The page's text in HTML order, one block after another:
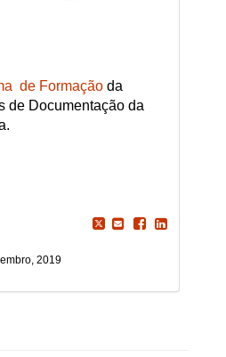
de Formaçãoda
de Documentação da
2019